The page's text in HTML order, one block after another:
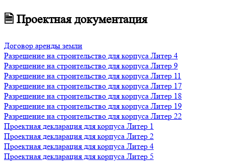
🗎 Проектная документация
Договор аренды земли
Разрешение на строительство для корпуса Литер 4
Разрешение на строительство для корпуса Литер 9
Разрешение на строительство для корпуса Литер 11
Разрешение на строительство для корпуса Литер 17
Разрешение на строительство для корпуса Литер 18
Разрешение на строительство для корпуса Литер 19
Разрешение на строительство для корпуса Литер 22
Проектная декларация для корпуса Литер 1
Проектная декларация для корпуса Литер 2
Проектная декларация для корпуса Литер 4
Проектная декларация для корпуса Литер 5